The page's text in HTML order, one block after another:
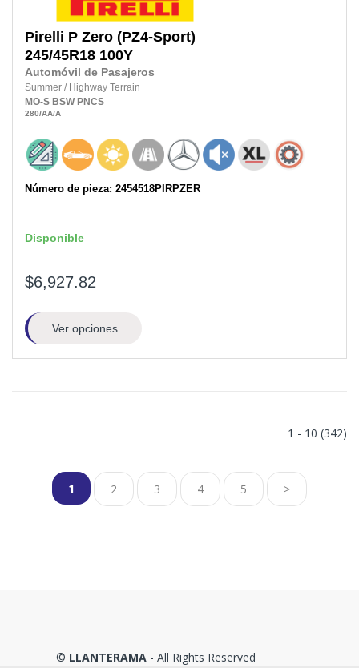
Pirelli P Zero (PZ4-Sport)
245/45R18 100Y
Automóvil de Pasajeros
Summer / Highway Terrain
MO-S BSW PNCS
280/AA/A
Número de pieza: 2454518PIRPZER
Disponible
$6,927.82
Ver opciones
1 - 10 (342)
1 2 3 4 5 >
© LLANTERAMA - All Rights Reserved